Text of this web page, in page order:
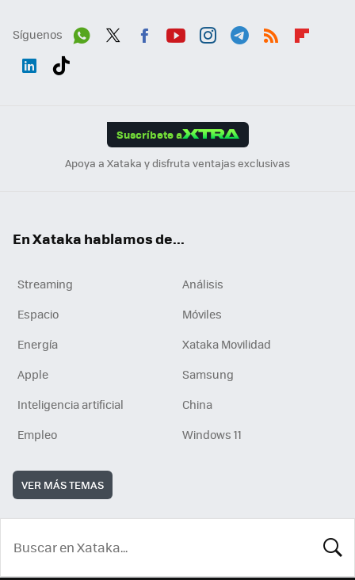
Síguenos
Suscríbete a
Apoya a Xataka y disfruta ventajas exclusivas
En Xataka hablamos de...
Streaming
Análisis
Espacio
Móviles
Energía
Xataka Movilidad
Apple
Samsung
Inteligencia artificial
China
Empleo
Windows 11
VER MÁS TEMAS